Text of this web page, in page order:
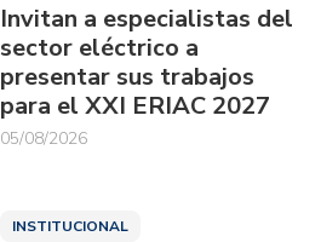
Invitan a especialistas del
sector eléctrico a
presentar sus trabajos
para el XXI ERIAC 2027
05/08/2026
INSTITUCIONAL